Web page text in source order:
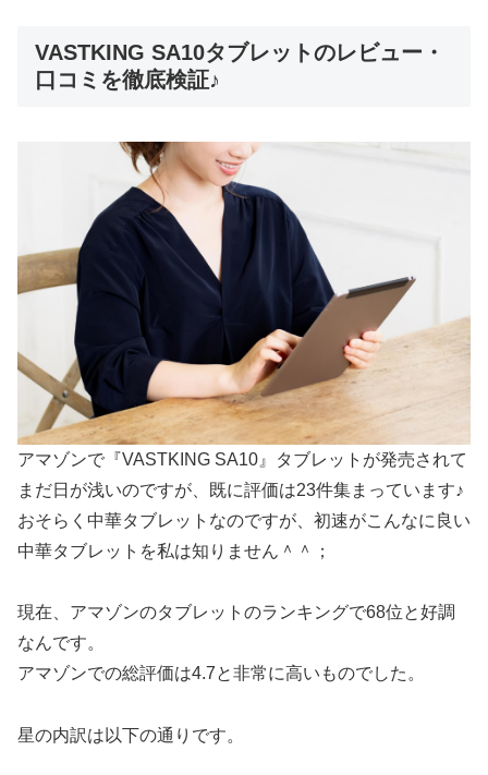
VASTKING SA10タブレットのレビュー・
口コミを徹底検証♪
アマゾンで『VASTKING SA10』タブレットが発売されて
まだ日が浅いのですが、既に評価は23件集まっています♪
おそらく中華タブレットなのですが、初速がこんなに良い
中華タブレットを私は知りません＾＾；
現在、アマゾンのタブレットのランキングで68位と好調
なんです。
アマゾンでの総評価は4.7と非常に高いものでした。
星の内訳は以下の通りです。